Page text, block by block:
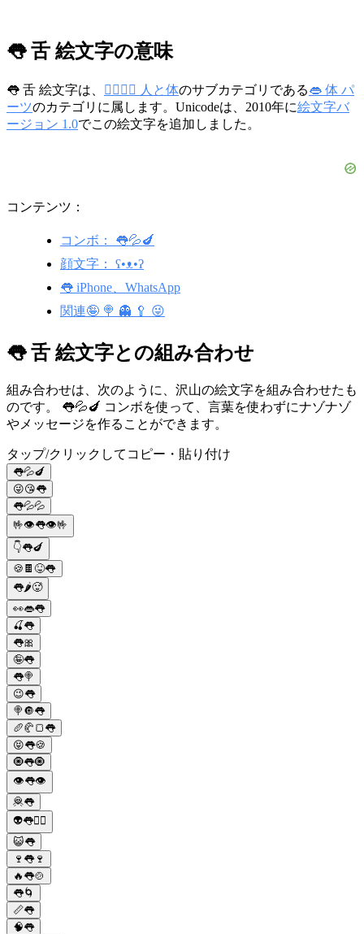
👅 舌 絵文字の意味
👅 舌 絵文字は、 👩‍❤️‍💋‍👨 人と体のサブカテゴリである👄 体 パ
ーツのカテゴリに属します。Unicodeは、2010年に絵文字バ
ージョン 1.0でこの絵文字を追加しました。
コンテンツ：
コンボ： 👅💦🍆
顔文字： ʕ•ᴥ•ʔ
👅 iPhone、WhatsApp
関連🤪 🍭 👻 🥄 😜
👅 舌 絵文字との組み合わせ
組み合わせは、次のように、沢山の絵文字を組み合わせたも
のです。 👅💦🍆 コンボを使って、言葉を使わずにナゾナゾ
やメッセージを作ることができます。
タップ/クリックしてコピー・貼り付け
👅💦🍆
😜😘👅
👅💦💦
🤟👁️👅👁️🤟
👇👅🍆
🍪🍫😝👅
👅🌶🥵
👀👄👅
🍒👅
👅🎀
🤪👅
👅🍭
😉👅
🍭🔘👅
🥖🥐🍞👅
😝👅🍪
🧿👅🧿
👁👅👁
🦧👅
👽👅👱‍♀️
😺👅
🍷👅🍷
🔥👅🍲
👅🌀
📏👅
🧠👅